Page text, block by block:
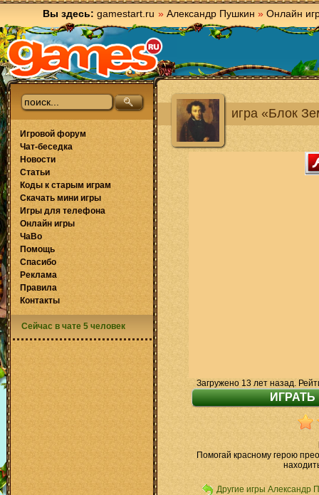
Вы здесь: gamestart.ru » Александр Пушкин » Онлайн
игра «Блок
Загружено 13 лет назад.
Помогай красному герою
Другие игры Александр
Игровой форум
Чат-беседка
Новости
Статьи
Коды к старым играм
Скачать мини игры
Игры для телефона
Онлайн игры
ЧаВо
Помощь
Спасибо
Реклама
Правила
Контакты
Сейчас в чате 5 человек